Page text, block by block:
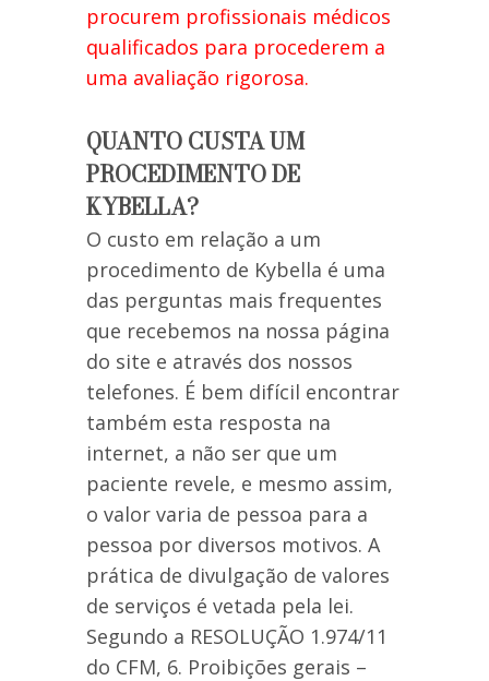
procurem profissionais médicos
qualificados para procederem a
uma avaliação rigorosa.
QUANTO CUSTA UM
PROCEDIMENTO DE
KYBELLA?
O custo em relação a um
procedimento de Kybella é uma
das perguntas mais frequentes
que recebemos na nossa página
do site e através dos nossos
telefones. É bem difícil encontrar
também esta resposta na
internet, a não ser que um
paciente revele, e mesmo assim,
o valor varia de pessoa para a
pessoa por diversos motivos. A
prática de divulgação de valores
de serviços é vetada pela lei.
Segundo a RESOLUÇÃO 1.974/11
do CFM, 6. Proibições gerais –